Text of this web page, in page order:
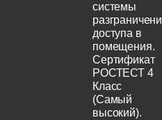
системы
доступа в
помещения.
Сертификат
РОСТЕСТ 4
Класс
(Самый
высокий).